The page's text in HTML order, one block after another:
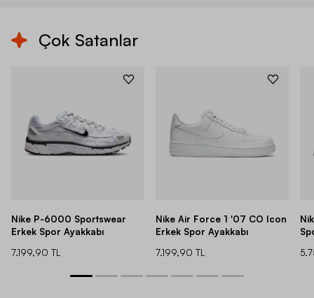
Çok Satanlar
Nike P-6000 Sportswear
Erkek Spor Ayakkabı
7.199,90 TL
Nike Air Force 1 '07 CO Icon
Erkek Spor Ayakkabı
7.199,90 TL